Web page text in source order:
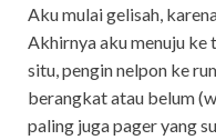
Aku mulai gelisah,
Akhirnya aku menuju ke
situ, pengin nelpon ke
berangkat atau belum
paling juga pager yang